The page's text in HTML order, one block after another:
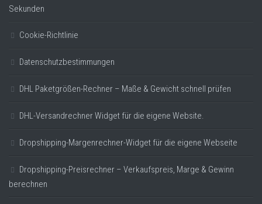
Sekunden
Cookie-Richtlinie
Datenschutzbestimmungen
DHL Paketgrößen-Rechner – Maße & Gewicht schnell prüfen
DHL-Versandrechner Widget für die eigene Website.
Dropshipping-Margenrechner-Widget für die eigene Webseite
Dropshipping-Preisrechner – Verkaufspreis, Marge & Gewinn
berechnen